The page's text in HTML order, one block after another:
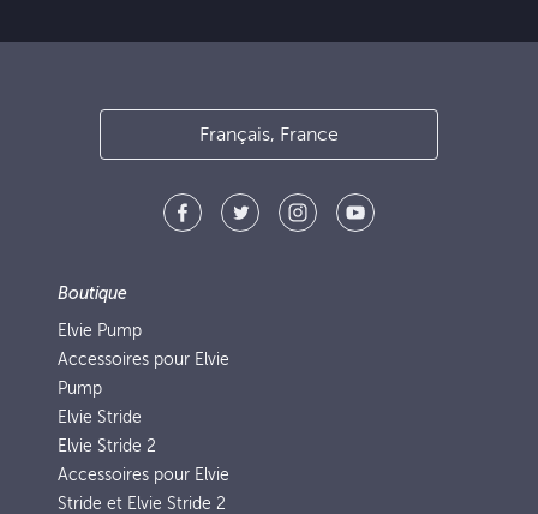
Français, France
Boutique
Elvie Pump
Accessoires pour Elvie
Pump
Elvie Stride
Elvie Stride 2
Accessoires pour Elvie
Stride et Elvie Stride 2